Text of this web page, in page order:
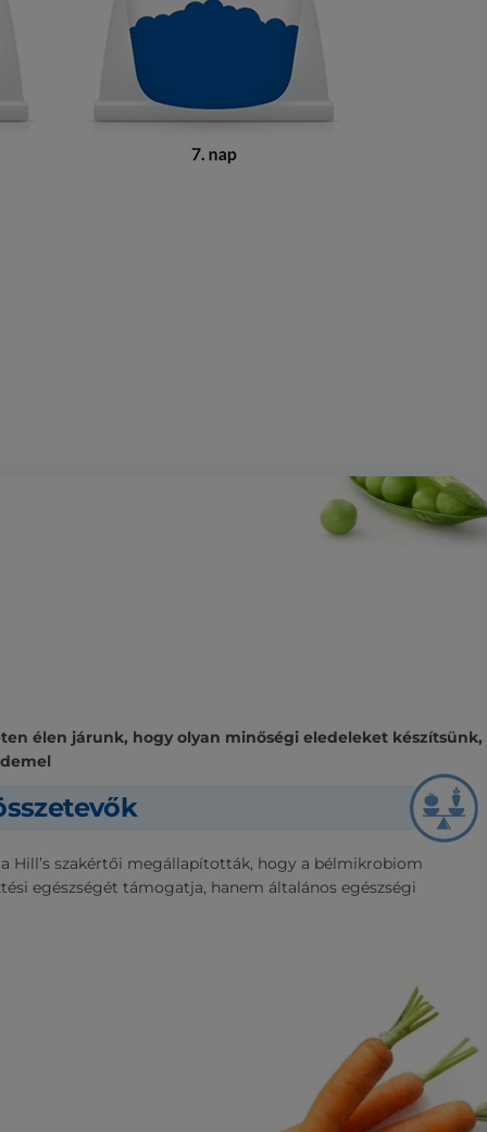
élen járunk, hogy olyan minőségi eledeleket készítsünk,
Hill’s szakértői megállapították, hogy a bélmikrobiom
egészségét támogatja, hanem általános egészségi